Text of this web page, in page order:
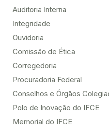
Auditoria Interna
Integridade
Ouvidoria
Comissão de Ética
Corregedoria
Procuradoria Federal
Conselhos e Órgãos
Polo de Inovação do IFCE
Memorial do IFCE